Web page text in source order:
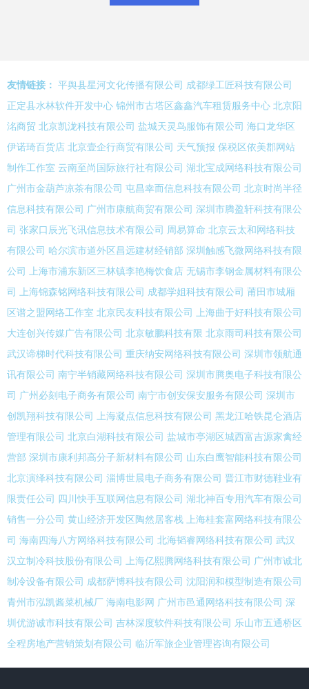
友情链接： 平舆县星河文化传播有限公司 成都绿工匠科技有限公司
正定县水林软件开发中心 锦州市古塔区鑫鑫汽车租赁服务中心 北京阳
洺商贸 北京凯泷科技有限公司 盐城天灵鸟服饰有限公司 海口龙华区
伊诺琦百货店 北京壹企行商贸有限公司 天气预报 保税区依美郡网站
制作工作室 云南至尚国际旅行社有限公司 湖北宝成网络科技有限公司
广州市金葫芦凉茶有限公司 屯昌幸而信息科技有限公司 北京时尚半径
信息科技有限公司 广州市康航商贸有限公司 深圳市腾盈轩科技有限公
司 张家口辰光飞讯信息技术有限公司 周易算命 北京云太和网络科技
有限公司 哈尔滨市道外区昌远建材经销部 深圳触感飞微网络科技有限
公司
上海市浦东新区三林镇李艳梅饮食店 无锡市李钢金属材料有限公
司
上海锦森铭网络科技有限公司 成都学姐科技有限公司 莆田市城厢
区谱之盟网络工作室 北京民友科技有限公司
上海曲于好科技有限公司
大连创兴传媒广告有限公司 北京敏鹏科技有限 北京雨司科技有限公司
武汉谛梯时代科技有限公司 重庆纳安网络科技有限公司 深圳市领航通
讯有限公司 南宁半销藏网络科技有限公司 深圳市腾奥电子科技有限公
司 广州必刻电子商务有限公司 南宁市创安保安服务有限公司 深圳市
创凯翔科技有限公司
上海凝点信息科技有限公司 黑龙江哈铁昆仑酒店
管理有限公司 北京白湖科技有限公司 盐城市亭湖区城西富吉源家禽经
营部 深圳市康利邦高分子新材料有限公司 山东白鹰智能科技有限公司
北京演绎科技有限公司 淄博世晨电子商务有限公司 晋江市财德鞋业有
限责任公司 四川快手互联网信息有限公司 湖北神百专用汽车有限公司
销售一分公司 黄山经济开发区陶然居客栈
上海桂套富网络科技有限公
司 海南四海八方网络科技有限公司 北海韬睿网络科技有限公司 武汉
汉立制冷科技股份有限公司
上海亿熙腾网络科技有限公司 广州市诚北
制冷设备有限公司 成都萨博科技有限公司 沈阳润和模型制造有限公司
青州市泓凯酱菜机械厂 海南电影网 广州市邑通网络科技有限公司 深
圳优游诚市科技有限公司 吉林深度软件科技有限公司 乐山市五通桥区
全程房地产营销策划有限公司 临沂军旅企业管理咨询有限公司